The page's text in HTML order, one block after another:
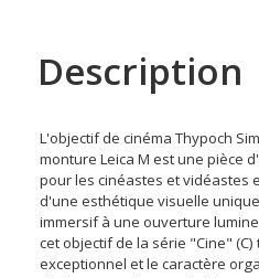
Description
L'objectif de cinéma Thypoch
monture Leica M est une pièce
pour les cinéastes et vidéastes
d'une esthétique visuelle
immersif à une ouverture
cet objectif de la série "Cine"
exceptionnel et le caractère